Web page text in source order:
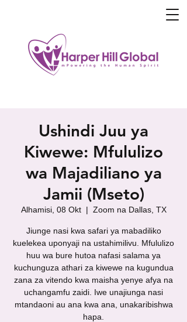
Ushindi Juu ya
Kiwewe: Mfululizo
wa Majadiliano ya
Jamii (Mseto)
Alhamisi, 08 Okt
  |
Zoom na Dallas, TX
Jiunge nasi kwa safari ya mabadiliko
kuelekea uponyaji na ustahimilivu. Mfululizo
huu wa bure hutoa nafasi salama ya
kuchunguza athari za kiwewe na kugundua
zana za vitendo kwa maisha yenye afya na
uchangamfu zaidi. Iwe unajiunga nasi
mtandaoni au ana kwa ana, unakaribishwa
hapa.